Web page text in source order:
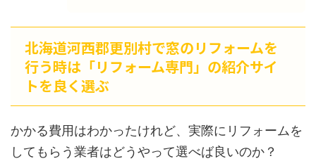
北海道河西郡更別村で窓のリフォームを
行う時は「リフォーム専門」の紹介サイ
トを良く選ぶ
かかる費用はわかったけれど、実際にリフォームを
してもらう業者はどうやって選べば良いのか？